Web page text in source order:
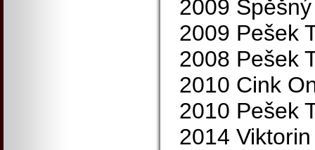
2009
2009 Pešek
2008 Pešek
2010 Cink
2010 Pešek
2014